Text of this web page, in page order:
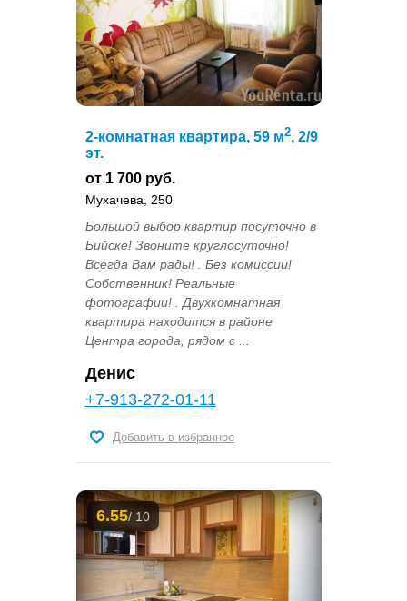
2-комнатная квартира, 59 м2, 2/9
эт.
от 1 700 руб.
Мухачева, 250
Большой выбор квартир посуточно в
Бийске! Звоните круглосуточно!
Всегда Вам рады! . Без комиссии!
Собственник! Реальные
фотографии! . Двухкомнатная
квартира находится в районе
Центра города, рядом с ...
Денис
+7-913-272-01-11
Добавить в избранное
6.55/ 10